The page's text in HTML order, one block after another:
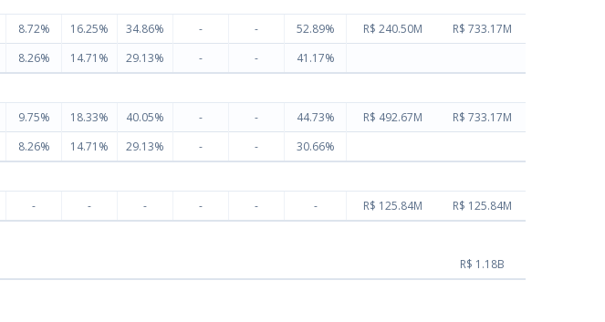
8.72% 16.25% 34.86% - - 52.89% R$ 240.50M
R$ 733.17M
8.26% 14.71% 29.13% - - 41.17%
9.75% 18.33% 40.05% - - 44.73% R$ 492.67M
R$ 733.17M
8.26% 14.71% 29.13% - - 30.66%
- - - - - - R$ 125.84M R$ 125.84M
R$ 1.18B